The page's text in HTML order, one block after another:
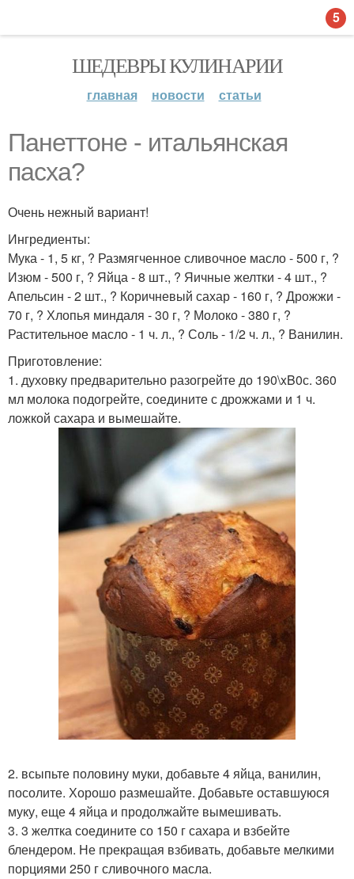
ШЕДЕВРЫ КУЛИНАРИИ
главная новости статьи
Панеттоне - итальянская
пасха?
Очень нежный вариант!
Ингредиенты:
Мука - 1, 5 кг, ? Размягченное сливочное масло - 500 г, ?
Изюм - 500 г, ? Яйца - 8 шт., ? Яичные желтки - 4 шт., ?
Апельсин - 2 шт., ? Коричневый сахар - 160 г, ? Дрожжи -
70 г, ? Хлопья миндаля - 30 г, ? Молоко - 380 г, ?
Растительное масло - 1 ч. л., ? Соль - 1/2 ч. л., ? Ванилин.
Приготовление:
1. духовку предварительно разогрейте до 190\xB0с. 360
мл молока подогрейте, соедините с дрожжами и 1 ч.
ложкой сахара и вымешайте.
2. всыпьте половину муки, добавьте 4 яйца, ванилин,
посолите. Хорошо размешайте. Добавьте оставшуюся
муку, еще 4 яйца и продолжайте вымешивать.
3. 3 желтка соедините со 150 г сахара и взбейте
блендером. Не прекращая взбивать, добавьте мелкими
порциями 250 г сливочного масла.
5